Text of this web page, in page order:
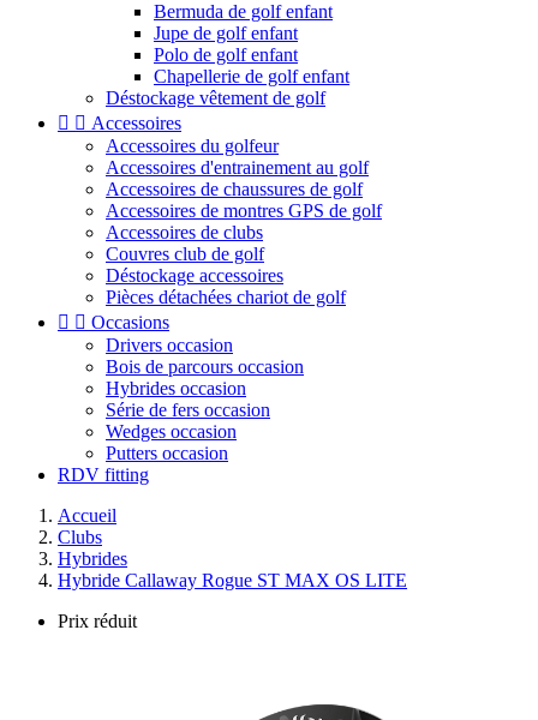
Bermuda de golf enfant
Jupe de golf enfant
Polo de golf enfant
Chapellerie de golf enfant
Déstockage vêtement de golf
  Accessoires
Accessoires du golfeur
Accessoires d'entrainement au golf
Accessoires de chaussures de golf
Accessoires de montres GPS de golf
Accessoires de clubs
Couvres club de golf
Déstockage accessoires
Pièces détachées chariot de golf
  Occasions
Drivers occasion
Bois de parcours occasion
Hybrides occasion
Série de fers occasion
Wedges occasion
Putters occasion
RDV fitting
Accueil
Clubs
Hybrides
Hybride Callaway Rogue ST MAX OS LITE
Prix réduit